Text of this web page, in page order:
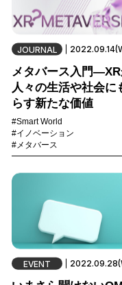
JOURNAL
メタバース入門
人々の生活や社会に
らす新たな価値
#Smart World
#イノベーション
#メタバース
EVENT